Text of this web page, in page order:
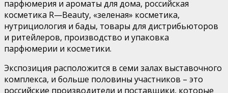
парфюмерия и ароматы для дома, российская
косметика R—Beauty, «зеленая» косметика,
нутрициология и бады, товары для дистрибьюторов
и ритейлеров, производство и упаковка
парфюмерии и косметики.
Экспозиция расположится в семи залах выставочного
комплекса, и больше половины участников – это
российские производители и поставщики, которые